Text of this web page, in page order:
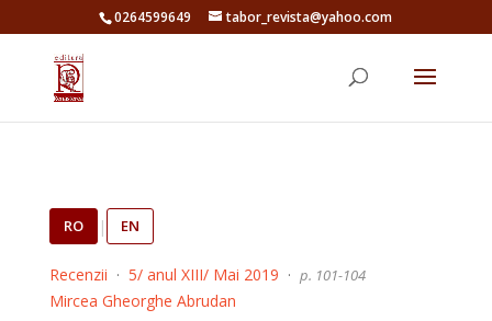
0264599649 tabor_revista@yahoo.com
RO | EN
Recenzii · 5/ anul XIII/ Mai 2019 · p. 101-104
Mircea Gheorghe Abrudan